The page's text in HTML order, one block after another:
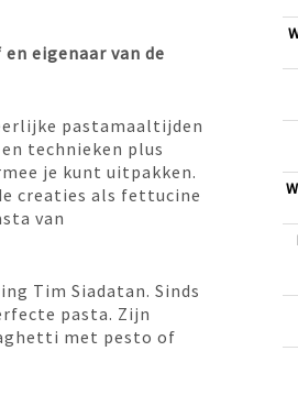
eigenaar van de
pastamaaltijden
technieken plus
je kunt uitpakken.
creaties als fettucine
van
Tim Siadatan. Sinds
pasta. Zijn
met pesto of